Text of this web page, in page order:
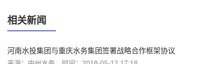
相关新闻
河南水投集团与重庆水务集团签署战略合作框架协议